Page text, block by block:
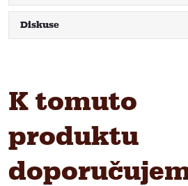
Diskuse
K tomuto
produktu